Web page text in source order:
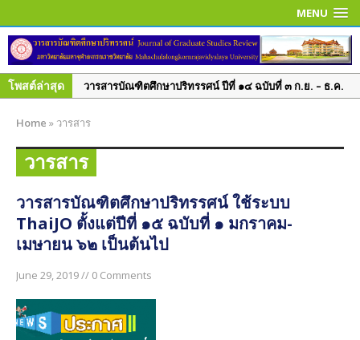
MENU
โพสต์ล่าสุด
วารสารบัณฑิตศึกษาปริทรรศน์ ปีที่ ๑๔ ฉบับที่ ๓ ก.ย. – ธ.ค.
วารสารบัณฑิตศึกษาปริทรรศน์ ปีที่ ๑๔ ฉบับพิเศษ เล่ม ๑
มิ.ย. – ก.ย. ๒๕๖๑
วารสารบัณฑิตศึกษาปริทรรศน์ ปีที่ ๑๔ ฉบับที่ ๒ พ.ค. – ส.ค.
๒๕๖๑
วารสารบัณฑิตศึกษาปริทรรศน์ ปีที่ ๑๔ ฉบับที่ ๑ ม.ค. – เม.ย.
๒๕๖๑
๒๕๖๐
Home » วารสาร
วารสาร
วารสารบัณฑิตศึกษาปริทรรศน์ ใช้ระบบ
ThaiJO ตั้งแต่ปีที่ ๑๕ ฉบับที่ ๑ มกราคม-
เมษายน ๖๒ เป็นต้นไป
June 29, 2019 // 0 Comments